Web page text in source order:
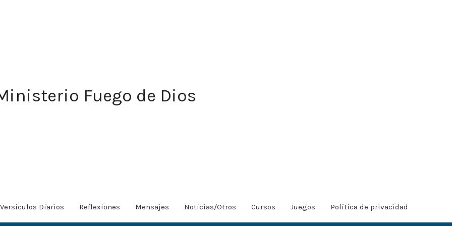
Fuego de Dios
Versículos Diarios Reflexiones Mensajes Noticias/Otros Cursos Juegos Política de privacidad